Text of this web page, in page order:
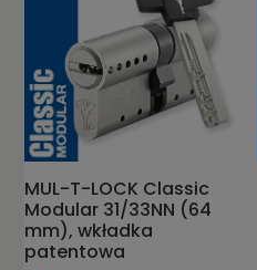
MUL-T-LOCK Classic
Modular 31/33NN (64
mm), wkładka
patentowa